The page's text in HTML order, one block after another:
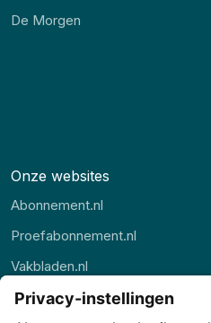
De Morgen
Onze websites
Abonnement.nl
Proefabonnement.nl
Vakbladen.nl
Abonnement.be